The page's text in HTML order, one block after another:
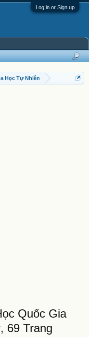
Log in or Sign up
Học Tự Nhiên
Quốc Gia
69 Trang